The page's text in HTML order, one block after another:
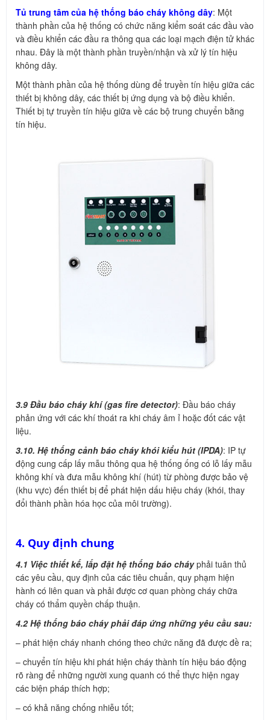
Tủ trung tâm của hệ thống báo cháy không dây: Một
thành phần của hệ thống có chức năng kiểm soát các đầu vào
và điều khiển các đầu ra thông qua các loại mạch điện tử khác
nhau. Đây là một thành phần truyền/nhận và xử lý tín hiệu
không dây.
Một thành phần của hệ thống dùng để truyền tín hiệu giữa các
thiết bị không dây, các thiết bị ứng dụng và bộ điều khiển.
Thiết bị tự truyền tín hiệu giữa về các bộ trung chuyển bằng
tín hiệu.
3.9 Đầu báo cháy khí (gas fire detector): Đầu báo cháy
phản ứng với các khí thoát ra khi cháy âm ỉ hoặc đốt các vật
liệu.
3.10. Hệ thống cảnh báo cháy khói kiểu hút (IPDA): IP tự
động cung cấp lấy mẫu thông qua hệ thống ống có lỗ lấy mẫu
không khí và đưa mẫu không khí (hút) từ phòng được bảo vệ
(khu vực) đến thiết bị để phát hiện dấu hiệu cháy (khói, thay
đổi thành phần hóa học của môi trường).
4. Quy định chung
4.1 Việc thiết kế, lắp đặt hệ thống báo cháyphải tuân thủ
các yêu cầu, quy định của các tiêu chuẩn, quy phạm hiện
hành có liên quan và phải được cơ quan phòng cháy chữa
cháy có thẩm quyền chấp thuận.
4.2 Hệ thống báo cháy phải đáp ứng những yêu cầu sau:
– phát hiện cháy nhanh chóng theo chức năng đã được đề ra;
– chuyển tín hiệu khi phát hiện cháy thành tín hiệu báo động
rõ ràng để những người xung quanh có thể thực hiện ngay
các biện pháp thích hợp;
– có khả năng chống nhiễu tốt;